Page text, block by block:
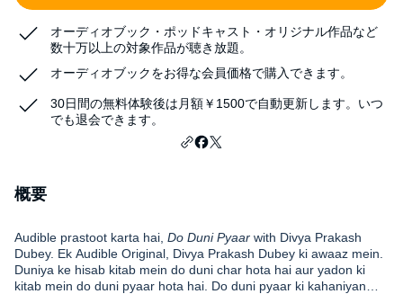
オーディオブック・ポッドキャスト・オリジナル作品など
数十万以上の対象作品が聴き放題。
オーディオブックをお得な会員価格で購入できます。
30日間の無料体験後は月額￥1500で自動更新します。いつ
でも退会できます。
概要
Audible prastoot karta hai, Do Duni Pyaar with Divya Prakash
Dubey. Ek Audible Original, Divya Prakash Dubey ki awaaz mein.
Duniya ke hisab kitab mein do duni char hota hai aur yadon ki
kitab mein do duni pyaar hota hai. Do duni pyaar ki kahaniyan